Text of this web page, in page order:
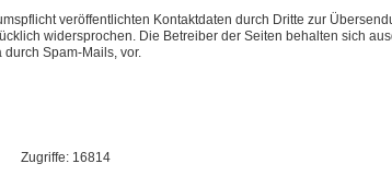
veröffentlichten Kontaktdaten durch Dritte zur
widersprochen. Die Betreiber der Seiten behalten sich
Spam-Mails, vor.
Zugriffe: 16814